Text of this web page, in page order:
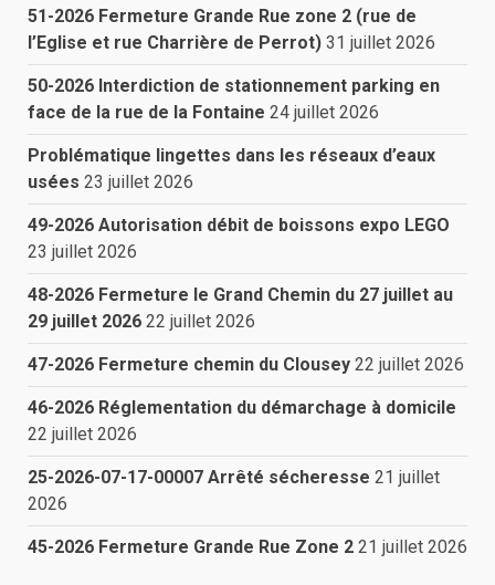
51-2026 Fermeture Grande Rue zone 2 (rue de
l’Eglise et rue Charrière de Perrot) 31 juillet 2026
50-2026 Interdiction de stationnement parking en
face de la rue de la Fontaine 24 juillet 2026
Problématique lingettes dans les réseaux d’eaux
usées 23 juillet 2026
49-2026 Autorisation débit de boissons expo LEGO
23 juillet 2026
48-2026 Fermeture le Grand Chemin du 27 juillet au
29 juillet 2026 22 juillet 2026
47-2026 Fermeture chemin du Clousey 22 juillet 2026
46-2026 Réglementation du démarchage à domicile
22 juillet 2026
25-2026-07-17-00007 Arrêté sécheresse 21 juillet
2026
45-2026 Fermeture Grande Rue Zone 2 21 juillet 2026